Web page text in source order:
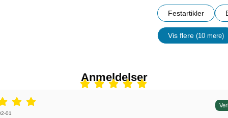
Festartikler
Vis flere (10 mere)
Anmeldelser
5 stjerne af 5,
af:
01